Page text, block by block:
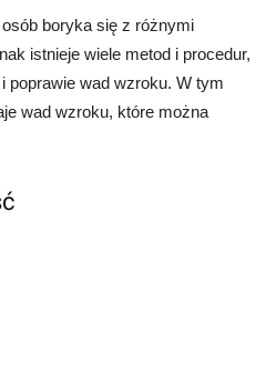
boryka się z różnymi
istnieje wiele metod i procedur,
poprawie wad wzroku. W tym
wad wzroku, które można